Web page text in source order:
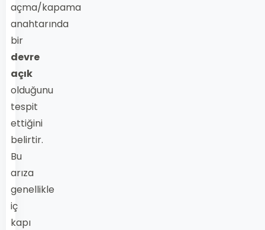
açma/kapama
anahtarında
bir
devre
açık
olduğunu
tespit
ettiğini
belirtir.
Bu
arıza
genellikle
iç
kapı